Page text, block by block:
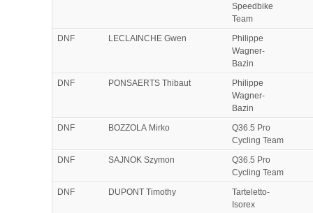
Speedbike
Team
DNF
LECLAINCHE Gwen
Philippe
Wagner-
Bazin
DNF
PONSAERTS Thibaut
Philippe
Wagner-
Bazin
DNF
BOZZOLA Mirko
Q36.5 Pro
Cycling Team
DNF
SAJNOK Szymon
Q36.5 Pro
Cycling Team
DNF
DUPONT Timothy
Tarteletto-
Isorex